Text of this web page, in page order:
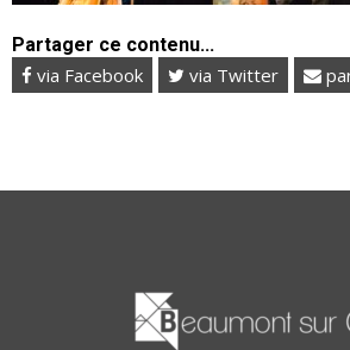
Partager ce contenu...
via Facebook via Twitter